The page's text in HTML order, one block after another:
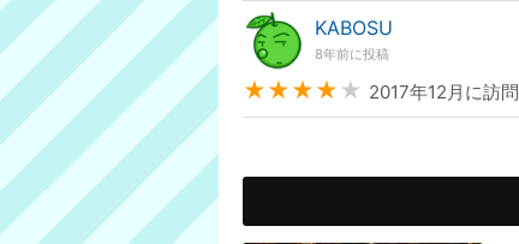
KABOSU
8年前に投稿
★★★★ ★ 2017年12月に訪問